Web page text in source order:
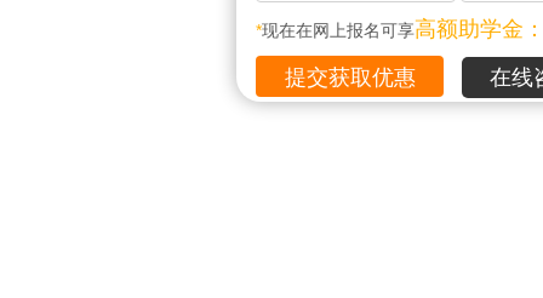
*现在在网上报名可享高额助学金
在线